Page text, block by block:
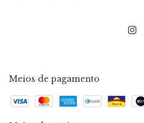
Meios de pagamento